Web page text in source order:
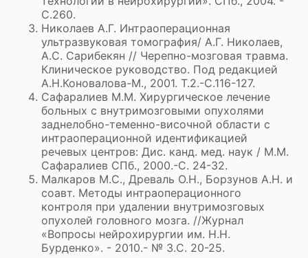
С.260.
Николаев А.Г. Интраоперационная
ультразвуковая томография/ А.Г. Николаев,
А.С. Сарибекян // Черепно-мозговая травма.
Клиническое руководство. Под редакцией
А.Н.Коновалова-М., 2001. Т.2.-С.116-127.
Сафаралиев М.М. Хирургическое лечение
больных с внутримозговыми опухолями
заднелобно-теменно-височной области с
интраоперационной идентификацией
речевых центров: Дис. канд. мед. наук / М.М.
Сафаралиев СПб., 2000.-С. 24-32.
Малкаров М.С., Древаль О.Н., Борзунов А.Н. и
соавт. Методы интраоперационного
контроля при удалении внутримозговых
опухолей головного мозга. //Журнал
«Вопросы нейрохирургии им. H.H.
Бурденко». - 2010.- № З.С. 20-25.